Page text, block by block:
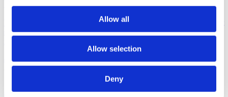
Allow all
Allow selection
Deny
En rapport från fackförbundet Sveriges Ingenjörer ger vid handen att
så många som 175 000 ingenjörer vill lära sig mer om artificiell
artificiell intelligens
2025-03-12, 11:02
Ahead startar ai-enhet